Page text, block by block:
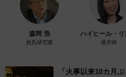
森岡 浩
姓氏研究家
ハイヒール・
漫才師
「火事以来10カ月